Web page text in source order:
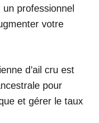
professionnel
votre
d’ail cru est
pour
et gérer le taux